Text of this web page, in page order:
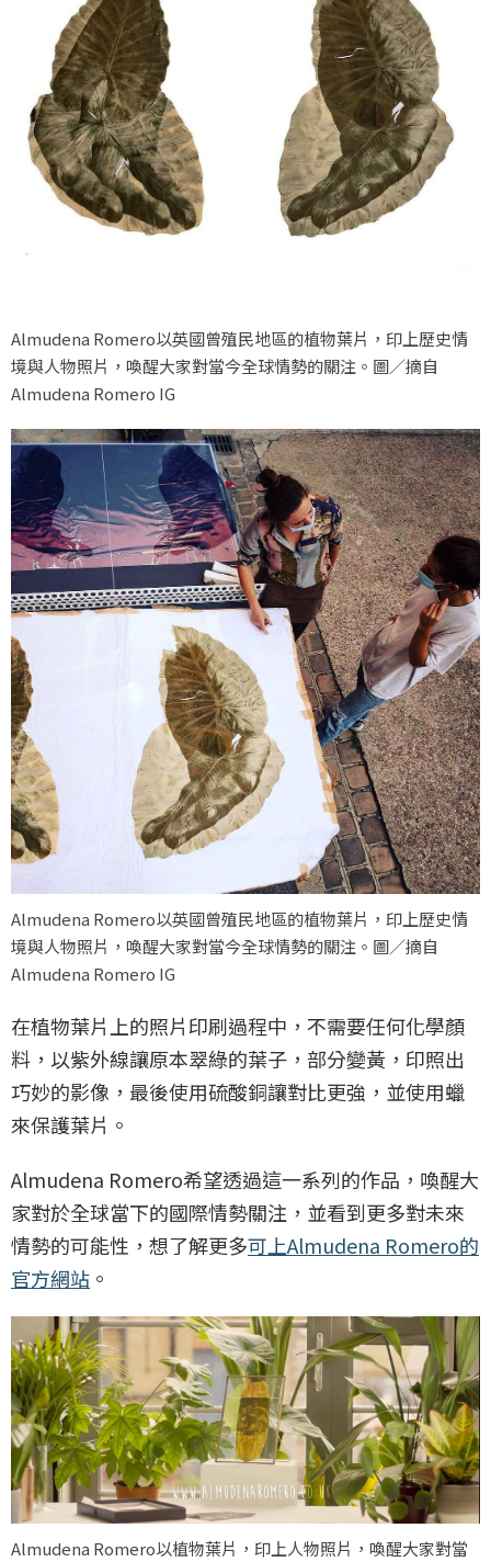
Almudena Romero以英國曾殖民地區的植物葉片，印上歷史情
境與人物照片，喚醒大家對當今全球情勢的關注。圖／摘自
Almudena Romero IG
Almudena Romero以英國曾殖民地區的植物葉片，印上歷史情
境與人物照片，喚醒大家對當今全球情勢的關注。圖／摘自
Almudena Romero IG
在植物葉片上的照片印刷過程中，不需要任何化學顏
料，以紫外線讓原本翠綠的葉子，部分變黃，印照出
巧妙的影像，最後使用硫酸銅讓對比更強，並使用蠟
來保護葉片。
Almudena Romero希望透過這一系列的作品，喚醒大
家對於全球當下的國際情勢關注，並看到更多對未來
情勢的可能性，想了解更多可上Almudena Romero的
官方網站 。
Almudena Romero以植物葉片，印上人物照片，喚醒大家對當